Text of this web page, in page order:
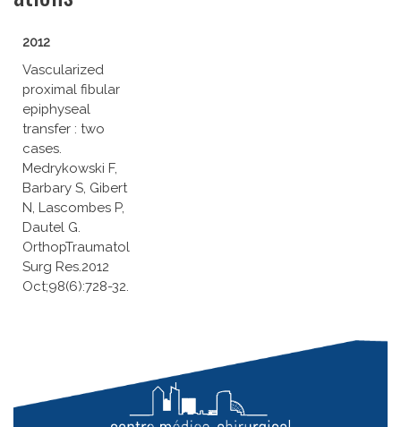
2012
Vascularized
proximal fibular
epiphyseal
transfer : two
cases.
Medrykowski F,
Barbary S, Gibert
N, Lascombes P,
Dautel G.
OrthopTraumatol
Surg Res.2012
Oct;98(6):728-32.